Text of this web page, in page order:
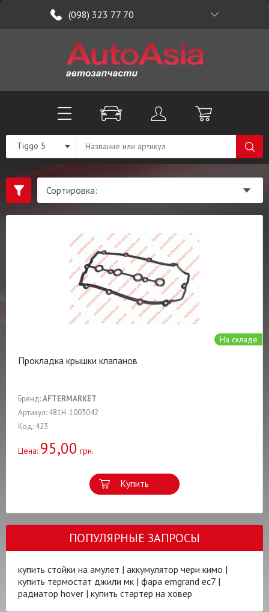
(098) 323 77 70
Tiggo 5
На складе
Прокладка крышки клапанов
Бренд:AFTERMARKET
Артикул: 481H-1003042
Код: 423
Цена: 95,00 грн.
Купить
ПОПУЛЯРНЫЕ ЗАПРОСЫ
купить стойки на амулет | аккумулятор чери кимо |
купить термостат джили мк | фара emgrand ec7 |
радиатор hover | купить стартер на ховер